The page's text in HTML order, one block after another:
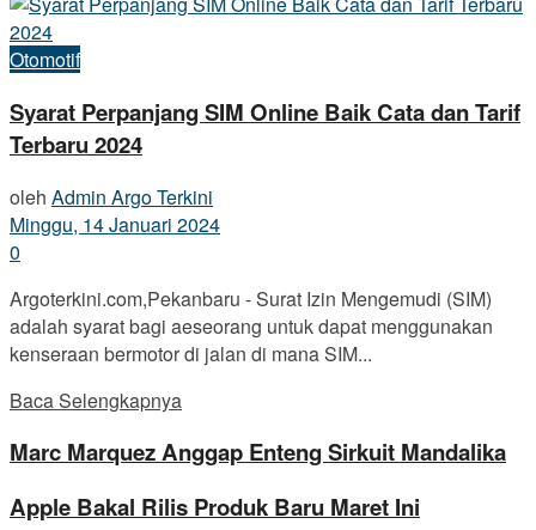
Otomotif
Syarat Perpanjang SIM Online Baik Cata dan Tarif
Terbaru 2024
oleh Admin Argo Terkini
Minggu, 14 Januari 2024
0
Argoterkini.com,Pekanbaru - Surat Izin Mengemudi (SIM)
adalah syarat bagi aeseorang untuk dapat menggunakan
kenseraan bermotor di jalan di mana SIM...
Baca Selengkapnya
Marc Marquez Anggap Enteng Sirkuit Mandalika
Apple Bakal Rilis Produk Baru Maret Ini